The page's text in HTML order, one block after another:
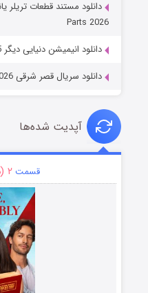
Parts 2026
دانلود انیمیشن دنیایی دیگر Another World 2025
دانلود سریال قصر شرقی The East Palace 2026
آپدیت شده‌ها
قسمت ۲ (دوبله)